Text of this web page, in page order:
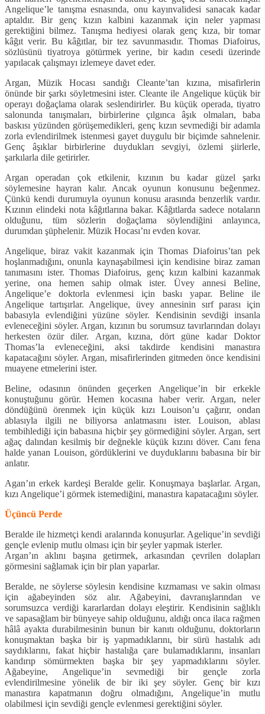
Angelique’le tanışma esnasında, onu kayınvalidesi sanacak kadar
aptaldır. Bir genç kızın kalbini kazanmak için neler yapması
gerektiğini bilmez. Tanışma hediyesi olarak genç kıza, bir tomar
kâğıt verir. Bu kâğıtlar, bir tez savunmasıdır. Thomas Diafoirus,
sözlüsünü tiyatroya götürmek yerine, bir kadın cesedi üzerinde
yapılacak çalışmayı izlemeye davet eder.
Argan, Müzik Hocası sandığı Cleante’tan kızına, misafirlerin
önünde bir şarkı söyletmesini ister. Cleante ile Angelique küçük bir
operayı doğaçlama olarak seslendirirler. Bu küçük operada, tiyatro
salonunda tanışmaları, birbirlerine çılgınca âşık olmaları, baba
baskısı yüzünden görüşemedikleri, genç kızın sevmediği bir adamla
zorla evlendirilmek istenmesi gayet duygulu bir biçimde sahnelenir.
Genç âşıklar birbirlerine duydukları sevgiyi, özlemi şiirlerle,
şarkılarla dile getirirler.
Argan operadan çok etkilenir, kızının bu kadar güzel şarkı
söylemesine hayran kalır. Ancak oyunun konusunu beğenmez.
Çünkü kendi durumuyla oyunun konusu arasında benzerlik vardır.
Kızının elindeki nota kâğıtlarına bakar. Kâğıtlarda sadece notaların
olduğunu, tüm sözlerin doğaçlama söylendiğini anlayınca,
durumdan şüphelenir. Müzik Hocası’nı evden kovar.
Angelique, biraz vakit kazanmak için Thomas Diafoirus’tan pek
hoşlanmadığını, onunla kaynaşabilmesi için kendisine biraz zaman
tanımasını ister. Thomas Diafoirus, genç kızın kalbini kazanmak
yerine, ona hemen sahip olmak ister. Üvey annesi Beline,
Angelique’e doktorla evlenmesi için baskı yapar. Beline ile
Angelique tartışırlar. Angelique, üvey annesinin sırf parası için
babasıyla evlendiğini yüzüne söyler. Kendisinin sevdiği insanla
evleneceğini söyler. Argan, kızının bu sorumsuz tavırlarından dolayı
herkesten özür diler. Argan, kızına, dört güne kadar Doktor
Thomas’la evleneceğini, aksi takdirde kendisini manastıra
kapatacağını söyler. Argan, misafirlerinden gitmeden önce kendisini
muayene etmelerini ister.
Beline, odasının önünden geçerken Angelique’in bir erkekle
konuştuğunu görür. Hemen kocasına haber verir. Argan, neler
döndüğünü örenmek için küçük kızı Louison’u çağırır, ondan
ablasıyla ilgili ne biliyorsa anlatmasını ister. Louison, ablası
tembihlediği için babasına hiçbir şey görmediğini söyler. Argan, sert
ağaç dalından kesilmiş bir değnekle küçük kızını döver. Canı fena
halde yanan Louison, gördüklerini ve duyduklarını babasına bir bir
anlatır.
Agan’ın erkek kardeşi Beralde gelir. Konuşmaya başlarlar. Argan,
kızı Angelique’i görmek istemediğini, manastıra kapatacağını söyler.
Üçüncü Perde
Beralde ile hizmetçi kendi aralarında konuşurlar. Agelique’in sevdiği
gençle evlenip mutlu olması için bir şeyler yapmak isterler.
Argan’ın aklını başına getirmek, arkasından çevrilen dolapları
görmesini sağlamak için bir plan yaparlar.
Beralde, ne söylerse söylesin kendisine kızmaması ve sakin olması
için ağabeyinden söz alır. Ağabeyini, davranışlarından ve
sorumsuzca verdiği kararlardan dolayı eleştirir. Kendisinin sağlıklı
ve sapasağlam bir bünyeye sahip olduğunu, aldığı onca ilaca rağmen
hâlâ ayakta durabilmesinin bunun bir kanıtı olduğunu, doktorların
konuşmaktan başka bir iş yapmadıklarını, bir sürü hastalık adı
saydıklarını, fakat hiçbir hastalığa çare bulamadıklarını, insanları
kandırıp sömürmekten başka bir şey yapmadıklarını söyler.
Ağabeyine, Angelique’in sevmediği bir gençle zorla
evlendirilmesine yönelik de bir iki şey söyler. Genç bir kızı
manastıra kapatmanın doğru olmadığını, Angelique’in mutlu
olabilmesi için sevdiği gençle evlenmesi gerektiğini söyler.